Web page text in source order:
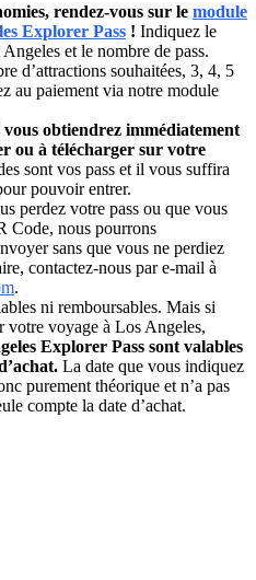
rendez-vous sur le module
Explorer Pass ! Indiquez le
et le nombre de pass.
d’attractions souhaitées, 3, 4, 5
au paiement via notre module
vous obtiendrez immédiatement
ou à télécharger sur votre
sont vos pass et il vous suffira
pouvoir entrer.
perdez votre pass ou que vous
Code, nous pourrons
sans que vous ne perdiez
contactez-nous par e-mail à
.
ni remboursables. Mais si
votre voyage à Los Angeles,
Explorer Pass sont valables
La date que vous indiquez
purement théorique et n’a pas
compte la date d’achat.